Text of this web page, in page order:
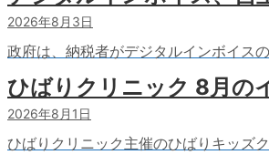
2026年8月3日
政府は、納税者がデジタルインボイス
ひばりクリニック 8月の
2026年8月1日
ひばりクリニック主催のひばりキッズ